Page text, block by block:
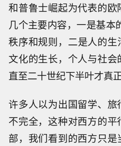
和普鲁士崛起为代表的
几个主要内容，一是基本
秩序和规则，二是人的
文化的生长，个人与社
直至二十世纪下半叶才真正
许多人以为出国留学、
不完全，这种对西方的
部，我们看到的西方只